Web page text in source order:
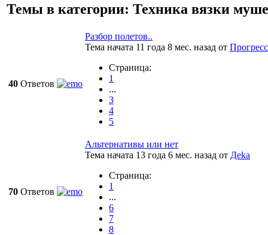
Темы в категории: Техника вязки
40 Ответов
Разбор полетов..
Тема начата 11 года 8 мес. назад от
Страница:
1
...
3
4
5
70 Ответов
Альтернативы или нет
Тема начата 13 года 6 мес. назад от Деkа
Страница:
1
...
6
7
8